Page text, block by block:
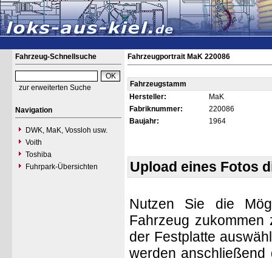
Fahrzeug-Schnellsuche
zur erweiterten Suche
Navigation
DWK, MaK, Vossloh usw.
Voith
Toshiba
Fuhrpark-Übersichten
Fahrzeugportrait MaK 220086
Fahrzeugstamm
Hersteller:
MaK
Fabriknummer:
220086
Baujahr:
1964
Upload eines Fotos
Nutzen Sie die
Fahrzeug
der Festplatte
werden anschließend